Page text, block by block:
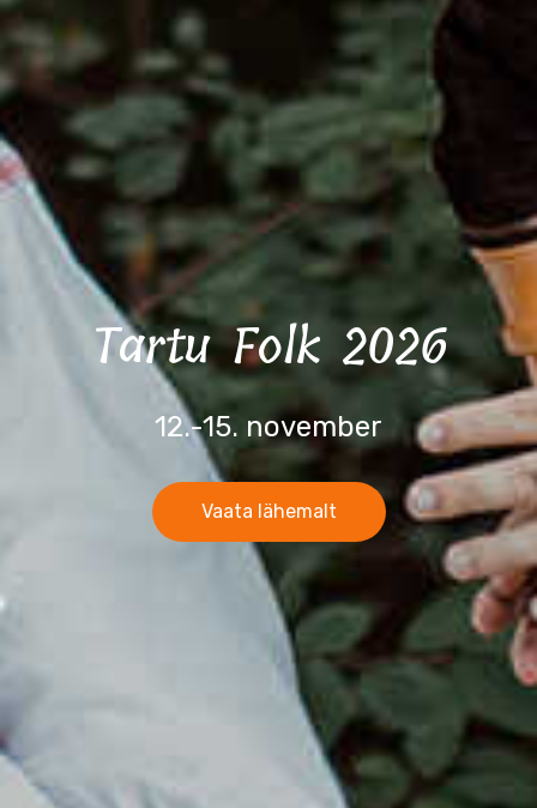
Tartu Folk 2026
12.-15. november
Vaata lähemalt